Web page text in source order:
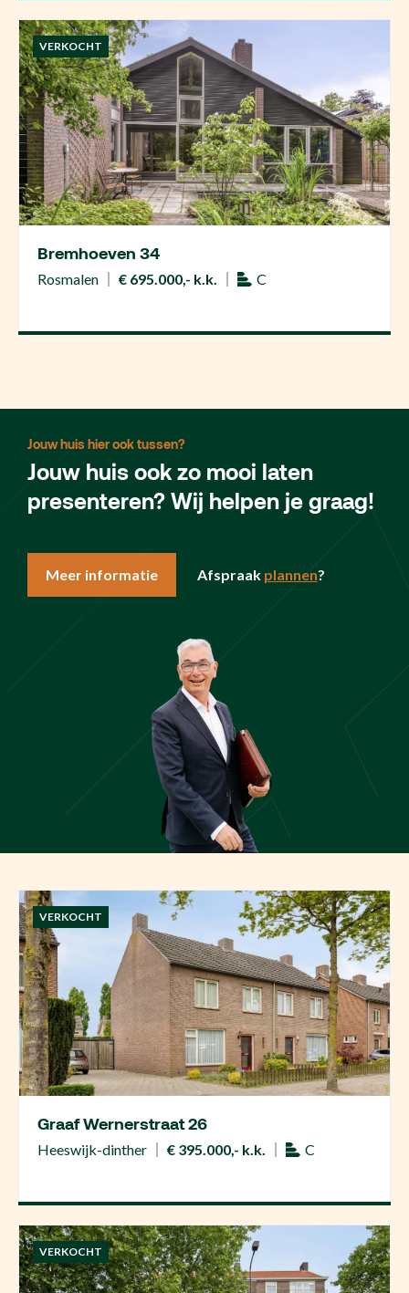
VERKOCHT
Bremhoeven 34
Rosmalen € 695.000,- k.k. C
Jouw huis hier ook tussen?
Jouw huis ook zo mooi laten
presenteren? Wij helpen je graag!
Meer informatie Afspraak plannen?
VERKOCHT
Graaf Wernerstraat 26
Heeswijk-dinther € 395.000,- k.k. C
VERKOCHT